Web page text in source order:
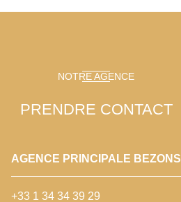
NOTRE AGENCE
PRENDRE CONTACT
AGENCE PRINCIPALE BEZONS
+33 1 34 34 39 29